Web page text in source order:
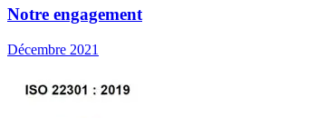
Notre engagement
Décembre 2021